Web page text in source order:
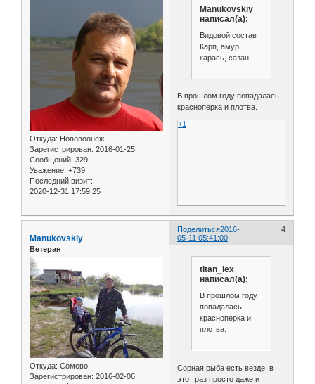
Откуда: Нововоонеж
Зарегистрирован: 2016-01-25
Сообщений: 329
Уважение: +739
Последний визит:
2020-12-31 17:59:25
Manukovskiy
написал(а):
Видовой состав
Карп, амур,
карась, сазан.
В прошлом году попадалась
красноперка и плотва.
+1
Поделиться 4
2016-
05-11 05:41:00
Manukovskiy
Ветеран
Откуда: Сомово
Зарегистрирован: 2016-02-06
titan_lex
написал(а):
В прошлом году
попадалась
красноперка и
плотва.
Сорная рыба есть везде, в
этот раз просто даже и